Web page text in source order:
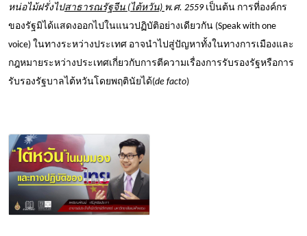
หน่อไม้ฝรั่งไปสาธารณรัฐจีน (ไต้หวัน) พ.ศ. 2559 เป็นต้น การที่องค์กร
ของรัฐมิได้แสดงออกไปในแนวปฏิบัติอย่างเดียวกัน (Speak with one
voice) ในทางระหว่างประเทศ อาจนำไปสู่ปัญหาทั้งในทางการเมืองและ
กฎหมายระหว่างประเทศเกี่ยวกับการตีความเรื่องการรับรองรัฐหรือการ
รับรองรัฐบาลไต้หวันโดยพฤตินัยได้(de facto)